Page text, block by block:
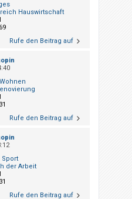
Hauswirtschaft
Rufe den Beitrag auf
Rufe den Beitrag auf
Sport
der Arbeit
Rufe den Beitrag auf